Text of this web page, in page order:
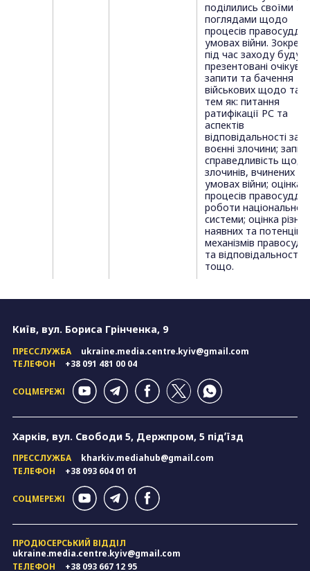
поділились своїми
поглядами щодо
процесів правосуддя
умовах війни.
під час заходу
презентовані
запити та бачення
військових щодо
тем як: питання
ратифікації РС та
аспектів
відповідальності за
воєнні злочини;
справедливість щодо
злочинів, вчинених в
умовах війни; оцінка
процесів правосуддя
роботи національної
системи; оцінка різних
наявних та
механізмів
та відповідальності
тощо.
Київ, вул. Бориса Грінченка, 9
ПРЕССЛУЖБА
ukraine.media.centre.kyiv@gmail.com
ТЕЛЕФОН
+38 091 481 00 04
СОЦМЕРЕЖІ
Харків, вул. Свободи 5, Держпром, 5 підʼїзд
ПРЕССЛУЖБА
kharkiv.mediahub@gmail.com
ТЕЛЕФОН
+38 093 604 01 01
СОЦМЕРЕЖІ
ПРОДЮСЕРСЬКИЙ ВІДДІЛ
ukraine.media.centre.kyiv@gmail.com
ТЕЛЕФОН
+38 093 667 12 95